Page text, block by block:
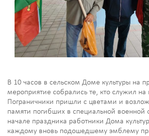
В 10 часов в сельском Доме культуры на
мероприятие собрались те, кто служил на
Пограничники пришли с цветами и
памяти погибших в специальной военной
начале праздника работники Дома
каждому вновь подошедшему эмблему